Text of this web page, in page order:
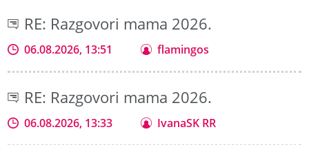
RE: Razgovori mama 2026.
06.08.2026, 13:51 flamingos
RE: Razgovori mama 2026.
06.08.2026, 13:33 IvanaSK RR